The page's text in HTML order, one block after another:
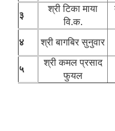
३
श्री टिका माया
वि.क.
४
श्री बागबिर सुनुवार
५
श्री कमल प्रसाद
फुयल